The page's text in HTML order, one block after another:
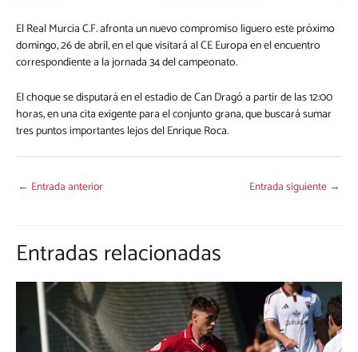
El Real Murcia C.F. afronta un nuevo compromiso liguero este próximo
domingo, 26 de abril, en el que visitará al CE Europa en el encuentro
correspondiente a la jornada 34 del campeonato.
El choque se disputará en el estadio de Can Dragó a partir de las 12:00
horas, en una cita exigente para el conjunto grana, que buscará sumar
tres puntos importantes lejos del Enrique Roca.
← Entrada anterior Entrada siguiente →
Entradas relacionadas